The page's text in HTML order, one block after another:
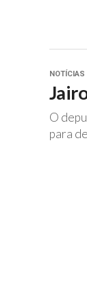
NOTÍCIAS
O
para